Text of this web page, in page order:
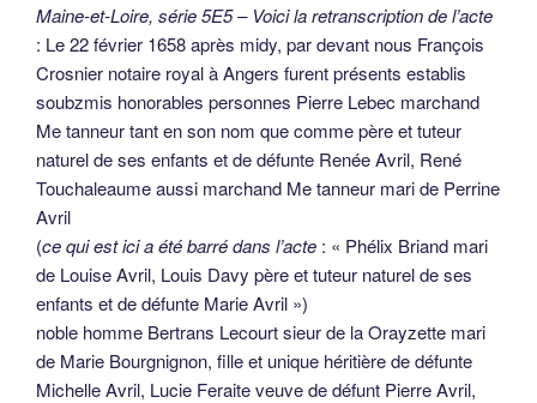
Maine-et-Loire, série 5E5 – Voici la retranscription de l’acte
: Le 22 février 1658 après midy, par devant nous François
Crosnier notaire royal à Angers furent présents establis
soubzmis honorables personnes Pierre Lebec marchand
Me tanneur tant en son nom que comme père et tuteur
naturel de ses enfants et de défunte Renée Avril, René
Touchaleaume aussi marchand Me tanneur mari de Perrine
Avril
(ce qui est ici a été barré dans l’acte : « Phélix Briand mari
de Louise Avril, Louis Davy père et tuteur naturel de ses
enfants et de défunte Marie Avril »)
noble homme Bertrans Lecourt sieur de la Orayzette mari
de Marie Bourgnignon, fille et unique héritière de défunte
Michelle Avril, Lucie Feraite veuve de défunt Pierre Avril,